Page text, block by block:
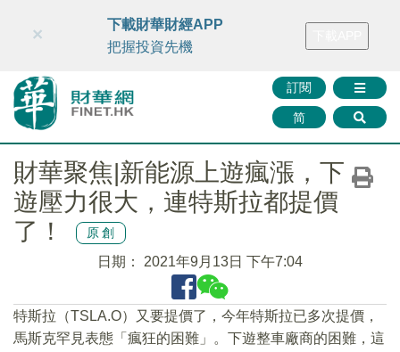
財華智庫網 FINTV FINMETA 財華證券 媒體矩陣
訂閱
简
×
下載財華財經APP
把握投資先機
財華聚焦|新能源上遊瘋漲，下
遊壓力很大，連特斯拉都提價
了！
原創
日期： 2021年9月13日 下午7:04
特斯拉（TSLA.O）又要提價了，今年特斯拉已多次提價，
馬斯克罕見表態「瘋狂的困難」。下遊整車廠商的困難，這